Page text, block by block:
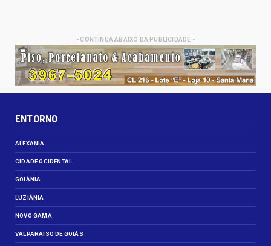
- CONTINUA ABAIXO DA PUBLICIDADE -
ENTORNO
ALEXANIA
CIDADE OCIDENTAL
GOIÂNIA
LUZIÂNIA
NOVO GAMA
VALPARAISO DE GOIÁS